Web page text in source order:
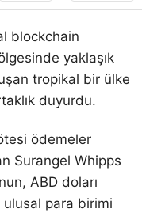
blockchain
yaklaşık
tropikal bir ülke
duyurdu.
ödemeler
Surangel Whipps
ABD doları
para birimi